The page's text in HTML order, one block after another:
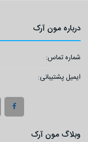
درباره مون آرک
شماره تماس:
ایمیل پشتیبانی:
وبلاگ مون آرک